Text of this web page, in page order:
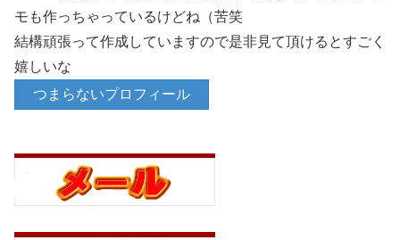
モも作っちゃっているけどね（苦笑
結構頑張って作成していますので是非見て頂けるとすごく
嬉しいな
つまらないプロフィール